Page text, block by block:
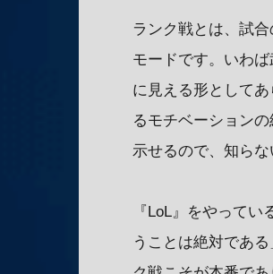
ランク戦とは、試
モードです。いわ
に見える形として
るモチベーション
示せるので、知ら
『LoL』をやって
うことは絶対であ